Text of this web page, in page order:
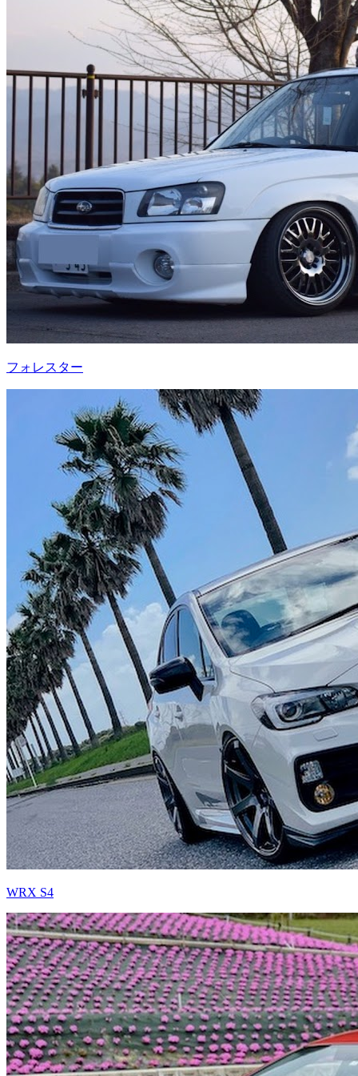
フォレスター
WRX S4